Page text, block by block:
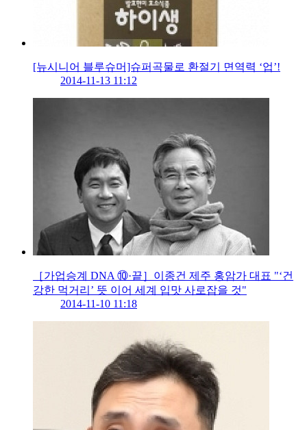
[뉴시니어 블루슈머]슈퍼곡물로 환절기 면역력 ‘업’!
2014-11-13 11:12
［가업승계 DNA ⑩·끝］이종건 제주 홍암가 대표 "‘건
강한 먹거리’ 뜻 이어 세계 입맛 사로잡을 것"
2014-11-10 11:18